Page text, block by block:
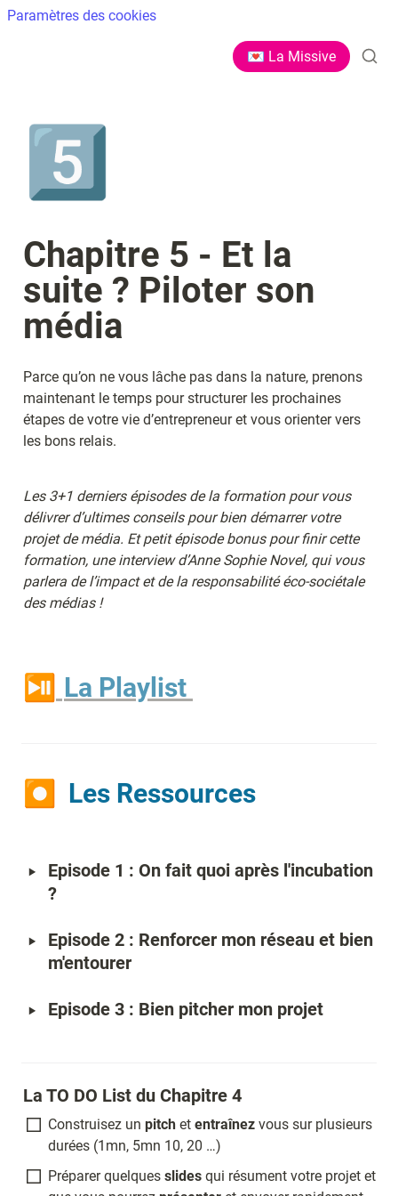
Paramètres des cookies
💌 La Missive
5️⃣
Chapitre 5 - Et la
suite ? Piloter son
média
Parce qu’on ne vous lâche pas dans la nature, prenons
maintenant le temps pour structurer les prochaines
étapes de votre vie d’entrepreneur et vous orienter vers
les bons relais.
Les 3+1 derniers épisodes de la formation pour vous
délivrer d’ultimes conseils pour bien démarrer votre
projet de média. Et petit épisode bonus pour finir cette
formation, une interview d’Anne Sophie Novel, qui vous
parlera de l’impact et de la responsabilité éco-sociétale
des médias !
⏯ La Playlist
⏺ Les Ressources
‣
Episode 1 : On fait quoi après l'incubation
?
‣
Episode 2 : Renforcer mon réseau et bien
m'entourer
‣ Episode 3 : Bien pitcher mon projet
La TO DO List du Chapitre 4
Construisez un pitch et entraînez vous sur plusieurs
durées (1mn, 5mn 10, 20 …)
Préparer quelques slides qui résument votre projet et